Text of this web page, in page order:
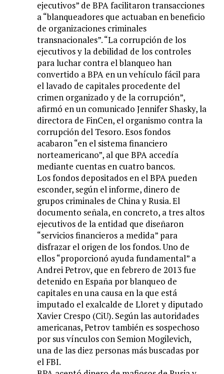
ejecutivos” de BPA facilitaron transacciones
a “blanqueadores que actuaban en beneficio
de organizaciones criminales
transnacionales”. “La corrupción de los
ejecutivos y la debilidad de los controles
para luchar contra el blanqueo han
convertido a BPA en un vehículo fácil para
el lavado de capitales procedente del
crimen organizado y de la corrupción”,
afirmó en un comunicado Jennifer Shasky, la
directora de FinCen, el organismo contra la
corrupción del Tesoro. Esos fondos
acabaron “en el sistema financiero
norteamericano”, al que BPA accedía
mediante cuentas en cuatro bancos.
Los fondos depositados en el BPA pueden
esconder, según el informe, dinero de
grupos criminales de China y Rusia. El
documento señala, en concreto, a tres altos
ejecutivos de la entidad que diseñaron
“servicios financieros a medida” para
disfrazar el origen de los fondos. Uno de
ellos “proporcionó ayuda fundamental” a
Andrei Petrov, que en febrero de 2013 fue
detenido en España por blanqueo de
capitales en una causa en la que está
imputado el exalcalde de Lloret y diputado
Xavier Crespo (CiU). Según las autoridades
americanas, Petrov también es sospechoso
por sus vínculos con Semion Mogilevich,
una de las diez personas más buscadas por
el FBI.